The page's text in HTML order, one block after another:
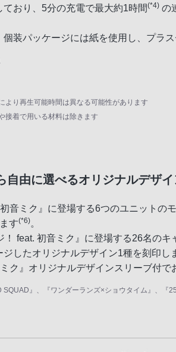
おり、5分の充電で最大約1時間(*4) の
装パッケージには紙を使用し、プラ
より再生可能時間は異なる可能性があります
接着で用いる材料は除きます
自由に選べるオリジナルデザイ
音ミク』に登場する6つのユニットの
す(*6)。
feat. 初音ミク』に登場する26名の
したオリジナルデザイン1種を刻印し
ク』オリジナルデザインスリーブ付で
』、『ワンダーランズ×ショウタイム』、『